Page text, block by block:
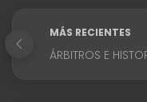
MÁS RECIENTES
ÁRBITROS E